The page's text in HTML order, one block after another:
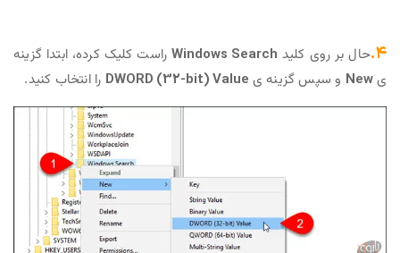
کلیدWindows Searchراست کلیک کرده، ابتدا گزینه
گزینه ی DWORD (32-bit) Valueرا انتخاب کنید.